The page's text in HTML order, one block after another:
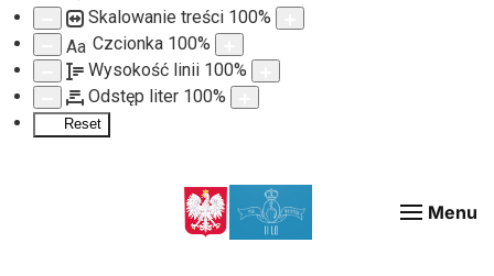
Skalowanie treści 100%
Aa Czcionka 100%
Wysokość linii 100%
Odstęp liter 100%
Reset
Menu